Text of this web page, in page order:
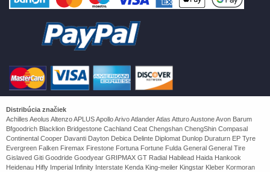
Distribúcia značiek
Achilles Aeolus Altenzo APLUS Apollo Arivo Atlander Atlas Atturo Austone Avon Barum
Bfgoodrich Blacklion Bridgestone Cachland Ceat Chengshan ChengShin Compasal
Continental Cooper Davanti Dayton Debica Delinte Diplomat Dunlop Duraturn EP Tyre
Evergreen Falken Firemax Firestone Fortuna Fortune Fulda General General Tire
Gislaved Giti Goodride Goodyear GRIPMAX GT Radial Habilead Haida Hankook
Heidenau Hifly Imperial Infinity Interstate Kenda King-meiler Kingstar Kleber Kormoran